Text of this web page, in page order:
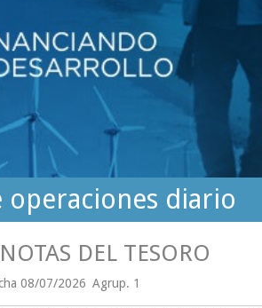
operaciones diario
DEL TESORO
08/07/2026 Agrup. 1